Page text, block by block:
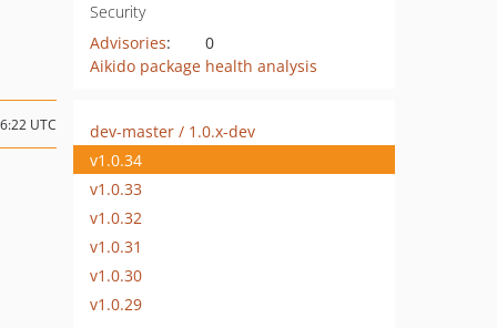
Security
Advisories:
0
Aikido package health analysis
UTC
dev-master / 1.0.x-dev
v1.0.34
v1.0.33
v1.0.32
v1.0.31
v1.0.30
v1.0.29